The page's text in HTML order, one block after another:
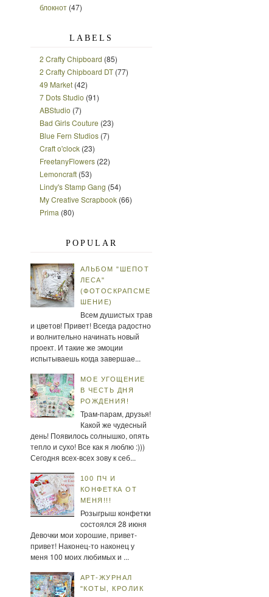
блокнот (47)
LABELS
2 Crafty Chipboard (85)
2 Crafty Chipboard DT (77)
49 Market (42)
7 Dots Studio (91)
ABStudio (7)
Bad Girls Couture (23)
Blue Fern Studios (7)
Craft o'clock (23)
FreetanyFlowers (22)
Lemoncraft (53)
Lindy's Stamp Gang (54)
My Creative Scrapbook (66)
Prima (80)
POPULAR
АЛЬБОМ "ШЕПОТ
ЛЕСА"
(ФОТОСКРАПСМЕ
ШЕНИЕ)
Всем душистых трав
и цветов! Привет! Всегда радостно
и волнительно начинать новый
проект. И такие же эмоции
испытываешь когда завершае...
МОЕ УГОЩЕНИЕ
В ЧЕСТЬ ДНЯ
РОЖДЕНИЯ!
Трам-парам, друзья!
Какой же чудесный
день! Появилось солнышко, опять
тепло и сухо! Все как я люблю :)))
Сегодня всех-всех зову к себ...
100 ПЧ И
КОНФЕТКА ОТ
МЕНЯ!!!
Розыгрыш конфетки
состоялся 28 июня
Девочки мои хорошие, привет-
привет! Наконец-то наконец у
меня 100 моих любимых и ...
АРТ-ЖУРНАЛ
"КОТЫ, КРОЛИК